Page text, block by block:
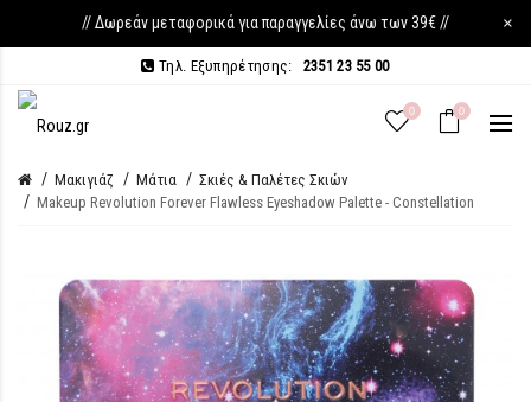
// Δωρεάν μεταφορικά για παραγγελίες άνω των 39€ // ×
Τηλ. Εξυπηρέτησης: 2351 23 55 00
0 0
Μακιγιάζ Μάτια
Σκιές & Παλέτες Σκιών
Makeup Revolution Forever Flawless Eyeshadow Palette - Constellation